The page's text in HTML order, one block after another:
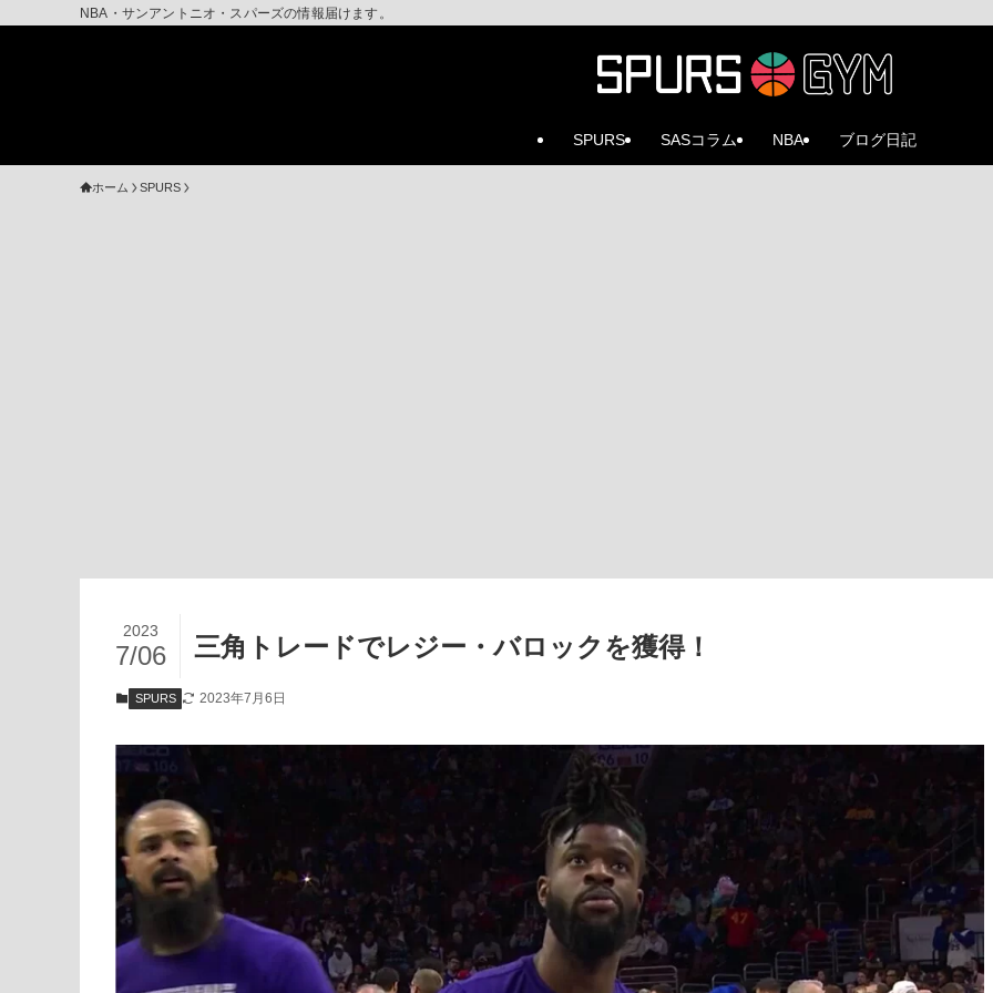
NBA・サンアントニオ・スパーズの情報届けます。
SPURS SASコラム NBA ブログ日記
ホーム SPURS
三角トレードでレジー・バロックを獲得！
2023
7/06
SPURS 2023年7月6日